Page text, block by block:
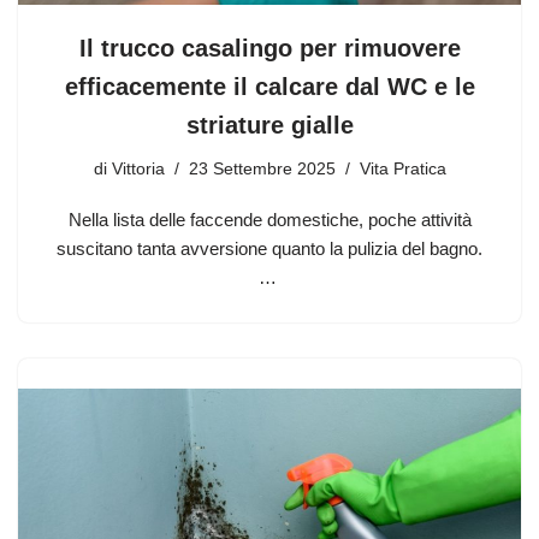
Il trucco casalingo per rimuovere
efficacemente il calcare dal WC e le
striature gialle
di Vittoria 23 Settembre 2025 Vita Pratica
Nella lista delle faccende domestiche, poche attività
suscitano tanta avversione quanto la pulizia del bagno.
…